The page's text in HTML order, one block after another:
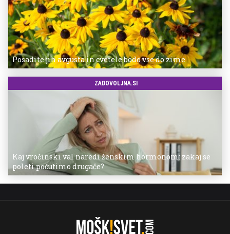
Posadite jih avgusta in cvetele bodo vse do zime
ZADOVOLJNA.SI
Kaj vročinski val naredi ženskim hormonom: zakaj se
poleti počutimo drugače?